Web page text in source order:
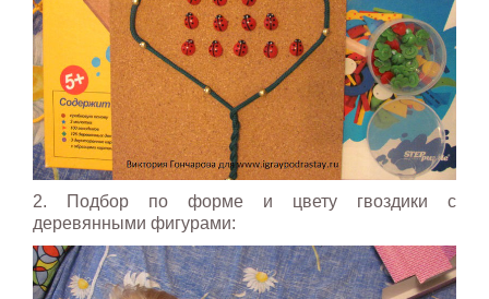
2. Подбор по форме и цвету гвоздики с
деревянными фигурами: